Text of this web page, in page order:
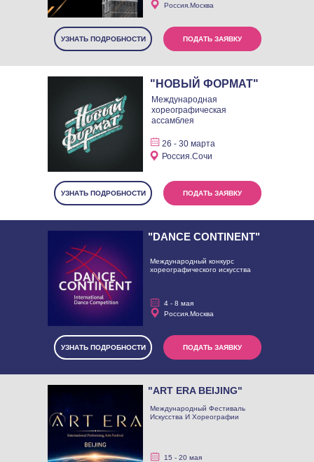
Россия.Москва
УЗНАТЬ ПОДРОБНОСТИ ПОДАТЬ ЗАЯВКУ
"НОВЫЙ ФОРМАТ"
Международная
хореографическая
ассамблея
26 - 30 марта
Россия.Сочи
УЗНАТЬ ПОДРОБНОСТИ ПОДАТЬ ЗАЯВКУ
"DANCE CONTINENT"
Международный конкурс
хореографического искусства
4 - 8 мая
Россия.Москва
УЗНАТЬ ПОДРОБНОСТИ ПОДАТЬ ЗАЯВКУ
"ART ERA BEIJING"
Международный Фестиваль
Искусства И Хореографии
15 - 20 мая